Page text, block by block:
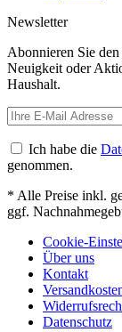
Newsletter
Abonnieren Sie
Neuigkeit oder
Haushalt.
Ich habe die
genommen.
* Alle Preise inkl.
ggf.
Cookie-
Über uns
Kontakt
Datenschutz